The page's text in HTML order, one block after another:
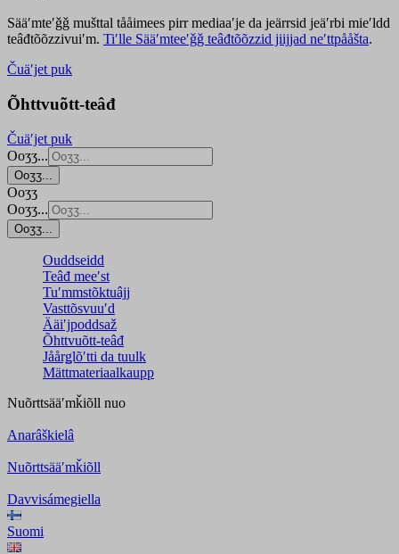
Sääʹmteʹǧǧ mušttal tååimees pirr mediaaʹje da jeärrsid jeäʹrbi mieʹldd
teâđtõõzzivuiʹm. Tiʹlle Sääʹmteeʹǧǧ teâđtõõzzid jiijjad neʹttpååšta.
Čuäʹjet puk
Õhttvuõtt-teâđ
Čuäʹjet puk
Ooʒʒ...
Ooʒʒ...
Ooʒʒ
Ooʒʒ...
Ooʒʒ...
Ouddseidd
Teâđ meeʹst
Tuʹmmstõktuâjj
Vasttõsvuuʹd
Ääiʹjpoddsaž
Õhttvuõtt-teâđ
Jåårǥlõʹtti da tuulk
Mättmateriaalkaupp
Nuõrttsääʹmǩiõll nuo
Anarâškielâ
Nuõrttsääʹmǩiõll
Davvisámegiella
Suomi